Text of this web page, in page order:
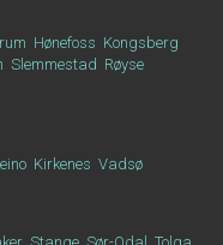
Hønefoss Kongsberg
Slemmestad Røyse
Kirkenes Vadsø